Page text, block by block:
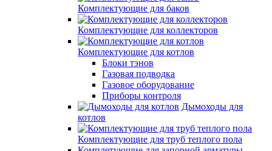
Комплектующие для баков
Комплектующие для коллекторов
Комплектующие для котлов
Блоки тэнов
Газовая подводка
Газовое оборудование
Приборы контроля
Дымоходы для
котлов
Комплектующие для труб теплого пола